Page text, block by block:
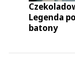
Legenda
batony